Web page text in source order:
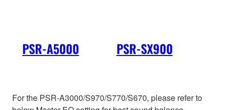
PSR-A5000 PSR-SX900
For the PSR-A3000/S970/S770/S670, please refer to